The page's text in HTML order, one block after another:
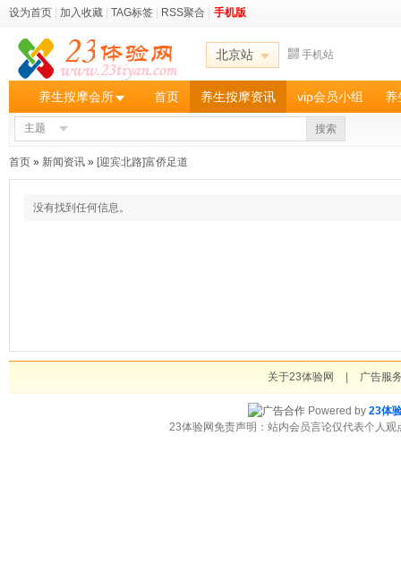
设为首页 加入收藏 TAG标签 RSS聚合 手机版
北京站 手机站
养生按摩会所 首页 养生按摩资讯 vip会员小组 养
主题 搜索
首页 » 新闻资讯 » [迎宾北路]富侨足道
没有找到任何信息。
关于23体验网 广告服
Powered by 23体
23体验网免责声明：站内会员言论仅代表个人